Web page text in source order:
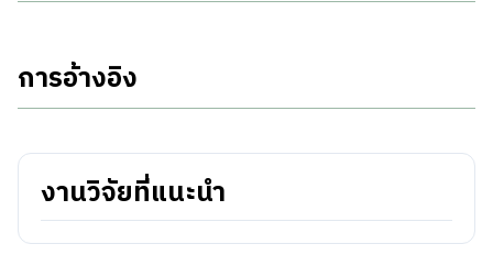
การอ้างอิง
งานวิจัยที่แนะนำ